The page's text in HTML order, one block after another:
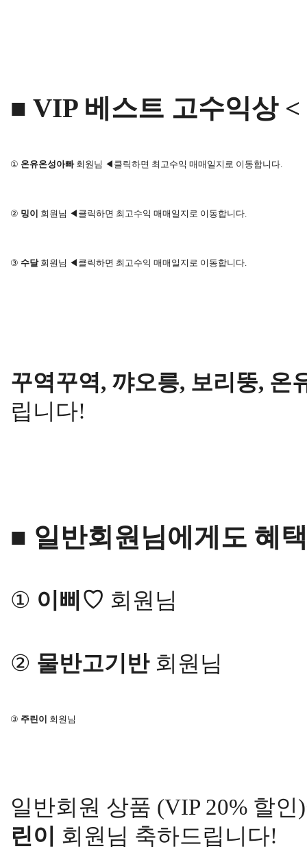
■ VIP 베스트 고수익상
① 온유온성아빠회원님 ◀클릭하면 최고수익 매매일지로 이동합니다.
② 밍이 회원님 ◀클릭하면 최고수익 매매일지로 이동합니다.
③ 수달 회원님 ◀클릭하면 최고수익 매매일지로 이동합니다.
꾸역꾸역, 꺄오릉, 보리뚱, 온
립니다!
■ 일반회원님에게도 혜
① 이삐♡ 회원님
② 물반고기반 회원님
③ 주린이 회원님
일반회원 상품 (VIP 20% 할
린이
회원님 축하드립니다!